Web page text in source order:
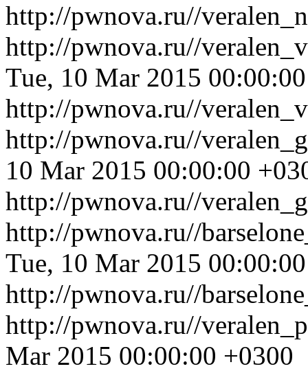
http://pwnova.ru//
http://pwnova.ru//
Tue, 10 Mar 2015
http://pwnova.ru//
http://pwnova.ru//
10 Mar 2015 00:00:00
http://pwnova.ru//
http://pwnova.ru//
Tue, 10 Mar 2015
http://pwnova.ru//
http://pwnova.ru//
Mar 2015 00:00:00 +0300